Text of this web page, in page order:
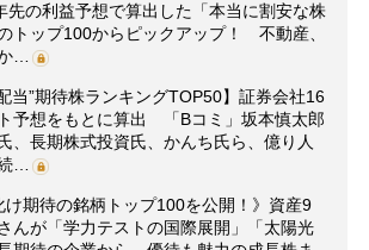
先の利益予想で算出した「本当に割安な株
トップ100からピックアップ！ 不動産、
…
当”期待株ランキングTOP50】証券会社16
予想をもとに算出 「Bコミ」坂本慎太郎
、長期株式投資氏、かんち氏ら、億り人
…
け期待の銘柄トップ100を公開！》資産9
んが「学力テストの国際展開」「太陽光